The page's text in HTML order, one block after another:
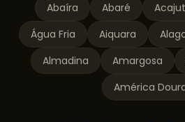
Abaíra Abaré
Água Fria
Aiquara
Almadina
Amargosa
América